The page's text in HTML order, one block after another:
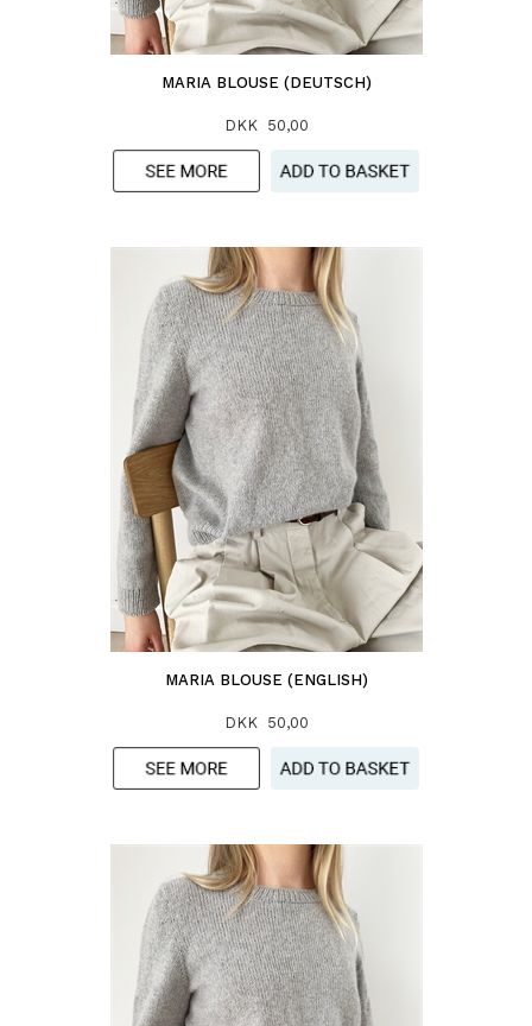
MARIA BLOUSE (DEUTSCH)
DKK 50,00
MARIA BLOUSE (ENGLISH)
DKK 50,00